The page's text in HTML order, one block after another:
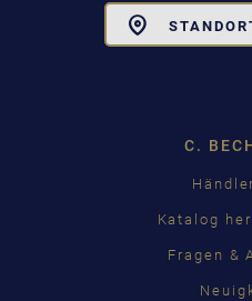
C.
Katalog
Fragen &